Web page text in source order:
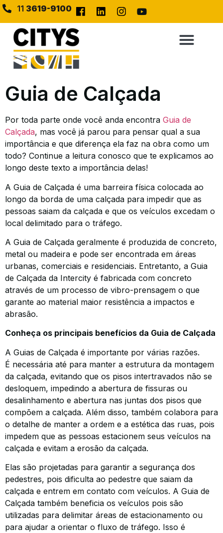
11 3619-9100
Guia de Calçada
Por toda parte onde você anda encontra Guia de
Calçada, mas você já parou para pensar qual a sua
importância e que diferença ela faz na obra como um
todo? Continue a leitura conosco que te explicamos ao
longo deste texto a importância delas!
A Guia de Calçada é uma barreira física colocada ao
longo da borda de uma calçada para impedir que as
pessoas saiam da calçada e que os veículos excedam o
local delimitado para o tráfego.
A Guia de Calçada geralmente é produzida de concreto,
metal ou madeira e pode ser encontrada em áreas
urbanas, comerciais e residenciais. Entretanto, a Guia
de Calçada da Intercity é fabricada com concreto
através de um processo de vibro-prensagem o que
garante ao material maior resistência a impactos e
abrasão.
Conheça os principais benefícios da Guia de Calçada
A Guias de Calçada é importante por várias razões.
É necessária até para manter a estrutura da montagem
da calçada, evitando que os pisos intertravados não se
desloquem, impedindo a abertura de fissuras ou
desalinhamento e abertura nas juntas dos pisos que
compõem a calçada. Além disso, também colabora para
o detalhe de manter a ordem e a estética das ruas, pois
impedem que as pessoas estacionem seus veículos na
calçada e evitam a erosão da calçada.
Elas são projetadas para garantir a segurança dos
pedestres, pois dificulta ao pedestre que saiam da
calçada e entrem em contato com veículos. A Guia de
Calçada também beneficia os veículos pois são
utilizadas para delimitar áreas de estacionamento ou
para ajudar a orientar o fluxo de tráfego. Isso é